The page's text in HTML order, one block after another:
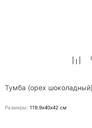
Тумба (орех шоколадный)
Размеры: 119.9х40х42 см